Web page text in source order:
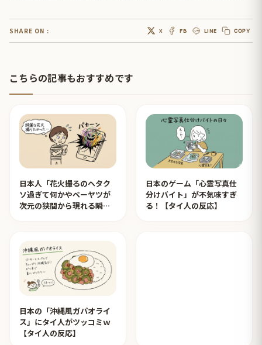
SHARE ON : X FB LINE COPY
こちらの記事もおすすめです
日本人「花火撮るのヘタク
ソ過ぎて何かやベーヤツが
次元の狭間から現れる瞬間
日本のゲーム「心霊写真仕
分けバイト」が不気味すぎ
る！【タイ人の反応】
日本の「沖縄風ガパオライ
ス」にタイ人がツッコミｗ
【タイ人の反応】